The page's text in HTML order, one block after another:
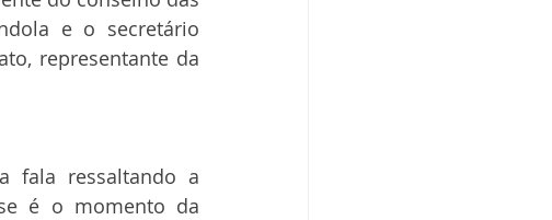
e o secretário
representante da
fala ressaltando a
é o momento da